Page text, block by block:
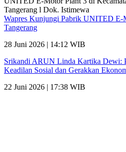
Wapres Kunjungi Pabrik UNITED E-
Tangerang
28 Juni 2026 | 14:12 WIB
Srikandi ARUN Linda Kartika Dewi:
Keadilan Sosial dan Gerakkan
22 Juni 2026 | 17:38 WIB